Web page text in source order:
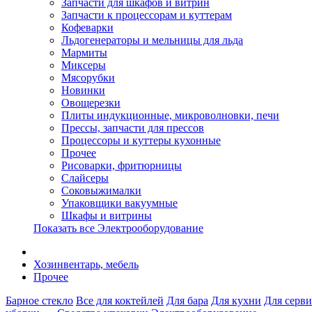
Запчасти для шкафов и витрин
Запчасти к процессорам и куттерам
Кофеварки
Льдогенераторы и мельницы для льда
Мармиты
Миксеры
Мясорубки
Новинки
Овощерезки
Плиты индукционные, микроволновки, печи
Прессы, запчасти для прессов
Процессоры и куттеры кухонные
Прочее
Рисоварки, фритюрницы
Слайсеры
Соковыжималки
Упаковщики вакуумные
Шкафы и витрины
Показать все Электрооборудование
Хозинвентарь, мебель
Прочее
Барное стекло Все для коктейлей Для бара Для кухни Для